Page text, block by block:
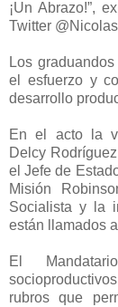
¡Un Abrazo!”,
Twitter
Los
el esfuerzo y
desarrollo
En el acto la
Delcy
el Jefe de
Misión
Socialista y la
están llamados
El
rubros que